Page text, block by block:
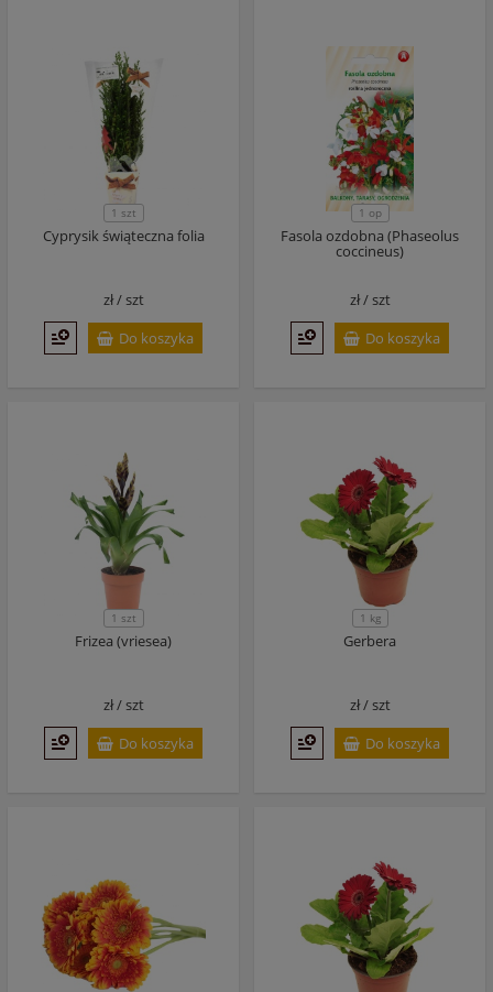
1 szt
Cyprysik świąteczna folia
zł /szt
Do koszyka
1 op
Fasola ozdobna (Phaseolus
coccineus)
zł /szt
Do koszyka
1 szt
Frizea (vriesea)
zł /szt
Do koszyka
1 kg
Gerbera
zł /szt
Do koszyka